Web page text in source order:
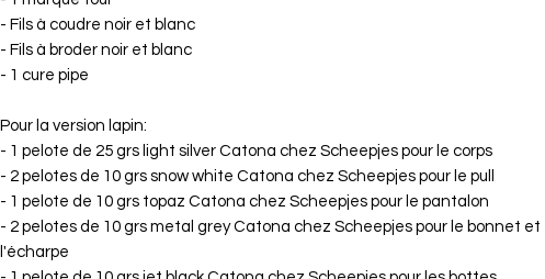
- Fils à coudre noir et blanc
- Fils à broder noir et blanc
- 1 cure pipe
Pour la version lapin:
- 1 pelote de 25 grs light silver Catona chez Scheepjes pour le corps
- 2 pelotes de 10 grs snow white Catona chez Scheepjes pour le pull
- 1 pelote de 10 grs topaz Catona chez Scheepjes pour le pantalon
- 2 pelotes de 10 grs metal grey Catona chez Scheepjes pour le bonnet et
l'écharpe